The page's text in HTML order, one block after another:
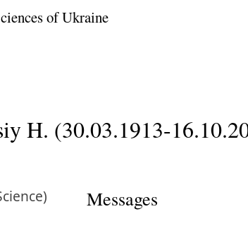
of Ukraine
H. (30.03.1913-
Messages